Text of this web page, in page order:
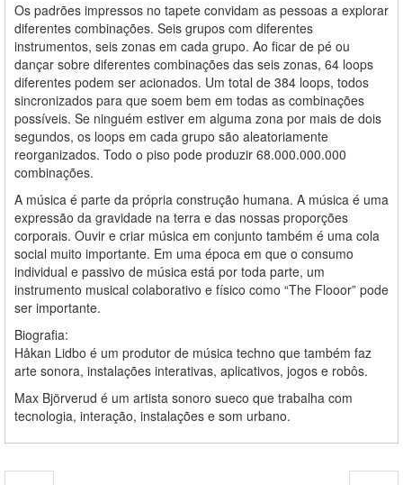
Os padrões impressos no tapete convidam as pessoas a explorar
diferentes combinações. Seis grupos com diferentes
instrumentos, seis zonas em cada grupo. Ao ficar de pé ou
dançar sobre diferentes combinações das seis zonas, 64 loops
diferentes podem ser acionados. Um total de 384 loops, todos
sincronizados para que soem bem em todas as combinações
possíveis. Se ninguém estiver em alguma zona por mais de dois
segundos, os loops em cada grupo são aleatoriamente
reorganizados. Todo o piso pode produzir 68.000.000.000
combinações.
A música é parte da própria construção humana. A música é uma
expressão da gravidade na terra e das nossas proporções
corporais. Ouvir e criar música em conjunto também é uma cola
social muito importante. Em uma época em que o consumo
individual e passivo de música está por toda parte, um
instrumento musical colaborativo e físico como “The Flooor” pode
ser importante.
Biografia:
Håkan Lidbo é um produtor de música techno que também faz
arte sonora, instalações interativas, aplicativos, jogos e robôs.
Max Björverud é um artista sonoro sueco que trabalha com
tecnologia, interação, instalações e som urbano.